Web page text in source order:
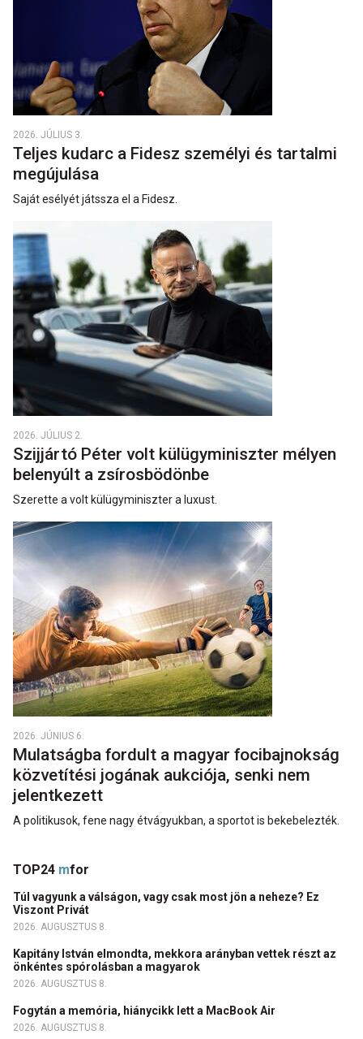
2026. JÚLIUS 3.
Teljes kudarc a Fidesz személyi és tartalmi
megújulása
Saját esélyét játssza el a Fidesz.
2026. JÚLIUS 2.
Szijjártó Péter volt külügyminiszter mélyen
belenyúlt a zsírosbödönbe
Szerette a volt külügyminiszter a luxust.
2026. JÚNIUS 6.
Mulatságba fordult a magyar focibajnokság
közvetítési jogának aukciója, senki nem
jelentkezett
A politikusok, fene nagy étvágyukban, a sportot is bekebelezték.
TOP24 mfor
Túl vagyunk a válságon, vagy csak most jön a neheze? Ez
Viszont Privát
2026. AUGUSZTUS 8.
Kapitány István elmondta, mekkora arányban vettek részt az
önkéntes spórolásban a magyarok
2026. AUGUSZTUS 8.
Fogytán a memória, hiánycikk lett a MacBook Air
2026. AUGUSZTUS 8.